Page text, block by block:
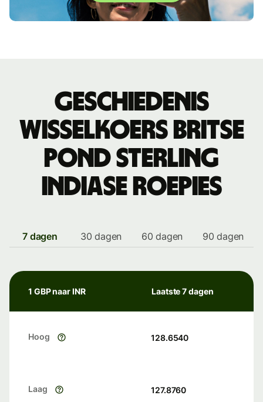
Geschiedenis
wisselkoers Britse
pond sterling
indiase roepies
7 dagen 30 dagen 60 dagen 90 dagen
1 GBP naar INR Laatste 7 dagen
Hoog 128.6540
Laag 127.8760